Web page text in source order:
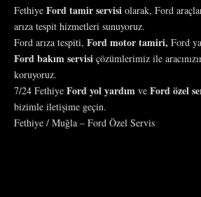
Fethiye Ford tamir servisi olarak, Ford
arıza tespit hizmetleri sunuyoruz.
Ford arıza tespiti, Ford motor tamiri, Ford
Ford bakım servisi çözümlerimiz ile
koruyoruz.
7/24 Fethiye Ford yol yardım ve Ford özel
bizimle iletişime geçin.
Fethiye / Muğla – Ford Özel Servis